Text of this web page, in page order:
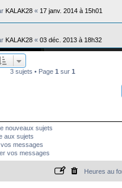
KALAK28 « 17 janv. 2014 à 15h01
KALAK28 « 03 déc. 2013 à 18h32
3 sujets • Page 1 sur 1
nouveaux sujets
aux sujets
messages
vos messages
Heures au